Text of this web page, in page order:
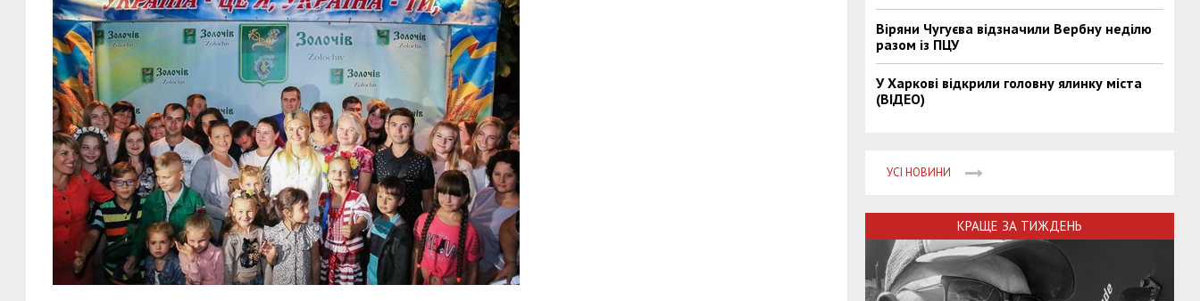
Віряни Чугуєва відзначили Вербну неділю
разом із ПЦУ
У Харкові відкрили головну ялинку міста
(ВІДЕО)
УСІ НОВИНИ
КРАЩЕ ЗА ТИЖДЕНЬ